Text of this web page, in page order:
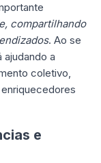
compartilhando
. Ao se
a
coletivo,
e